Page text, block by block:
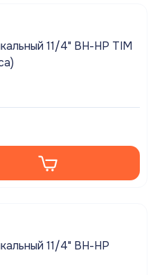
11/4" ВН-НР TIM
11/4" ВН-НР